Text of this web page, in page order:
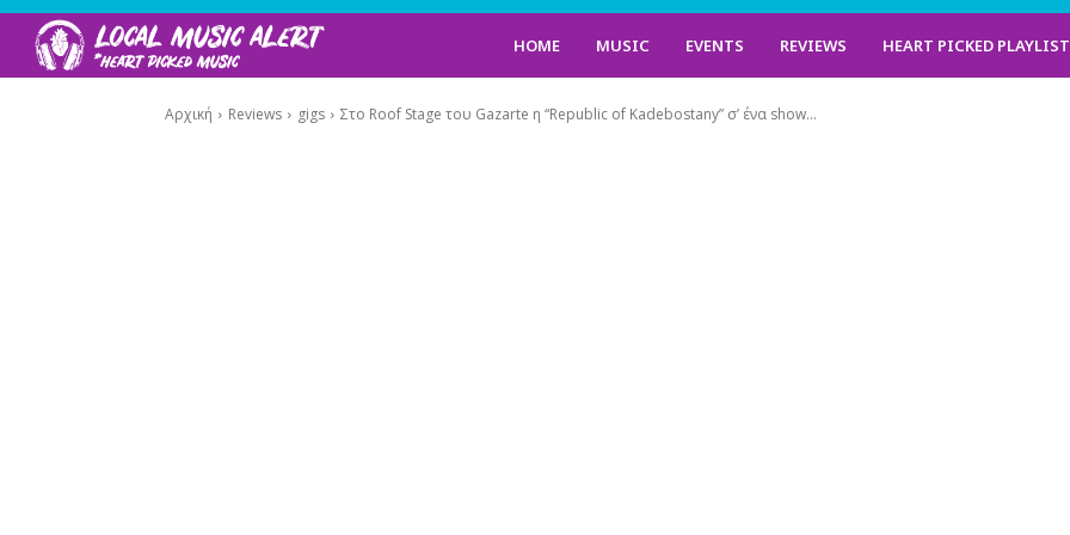
HOME MUSIC EVENTS REVIEWS HEART PICKED
Αρχική Reviews gigs Στο Roof Stage του Gazarte η “Republic of Kadebostany” σ’ ένα show...